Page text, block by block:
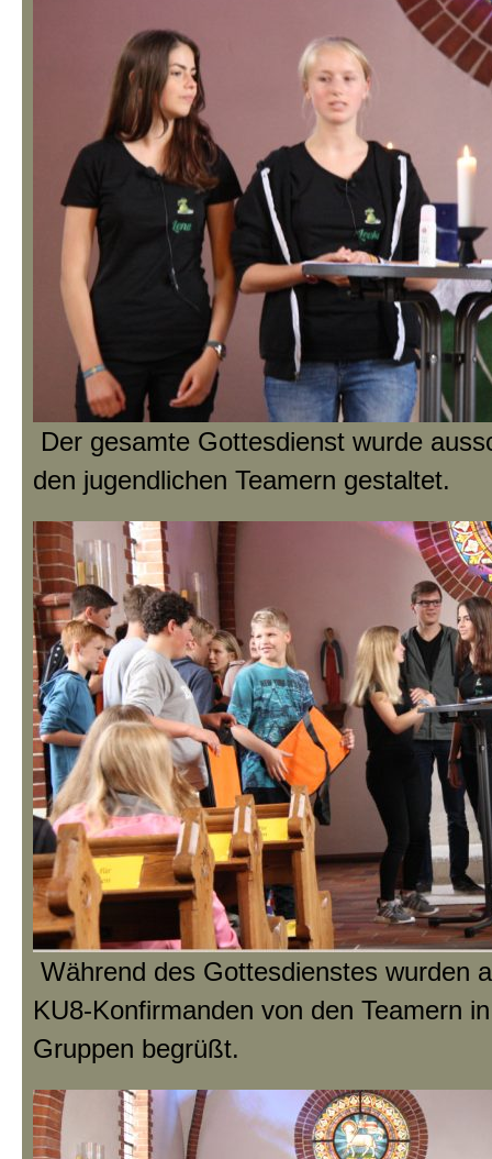
Der gesamte Gottesdienst wurde
den jugendlichen Teamern gestaltet.
Während des Gottesdienstes wurden
KU8-Konfirmanden von den Teamern
Gruppen begrüßt.